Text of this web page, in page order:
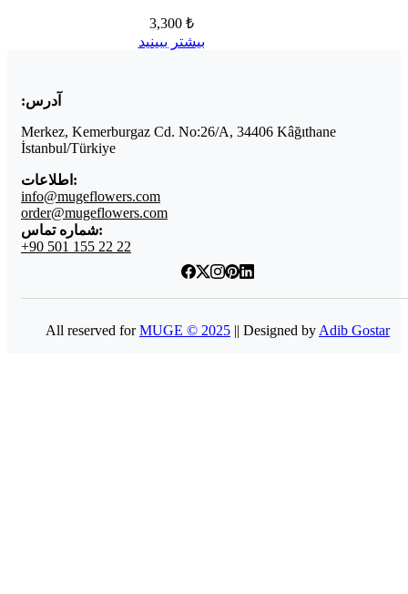
3,300 ₺
بیشتر ببینید
آدرس:
Merkez, Kemerburgaz Cd. No:26/A, 34406 Kâğıthane
İstanbul/Türkiye
اطلاعات:
info@mugeflowers.com
order@mugeflowers.com
شماره تماس:
+90 501 155 22 22
All reserved forMUGE © 2025 || Designed by Adib Gostar